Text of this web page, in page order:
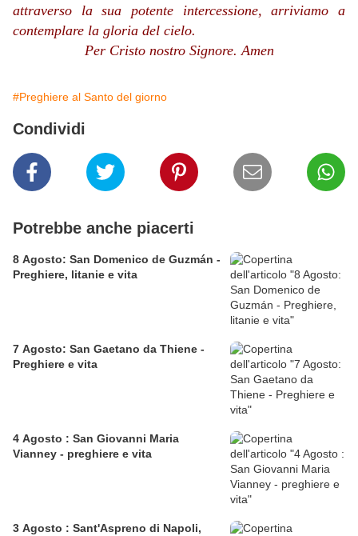
attraverso la sua potente intercessione, arriviamo a
contemplare la gloria del cielo.
Per Cristo nostro Signore. Amen
#Preghiere al Santo del giorno
Condividi
Potrebbe anche piacerti
8 Agosto: San Domenico de Guzmán -
Preghiere, litanie e vita
7 Agosto: San Gaetano da Thiene -
Preghiere e vita
4 Agosto : San Giovanni Maria
Vianney - preghiere e vita
3 Agosto : Sant'Aspreno di Napoli,